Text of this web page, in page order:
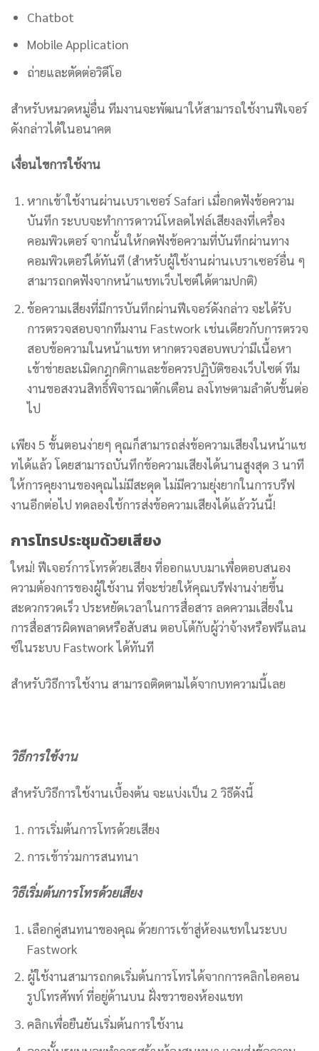
Chatbot
Mobile Application
ถ่ายและตัดต่อวิดีโอ
สำหรับหมวดหมู่อื่น ทีมงานจะพัฒนาให้สามารถใช้งานฟีเจอร์
ดังกล่าวได้ในอนาคต
เงื่อนไขการใช้งาน
หากเข้าใช้งานผ่านเบราเซอร์ Safari เมื่อกดฟังข้อความ
บันทึก ระบบจะทำการดาวน์โหลดไฟล์เสียงลงที่เครื่อง
คอมพิวเตอร์ จากนั้นให้กดฟังข้อความที่บันทึกผ่านทาง
คอมพิวเตอร์ได้ทันที (สำหรับผู้ใช้งานผ่านเบราเซอร์อื่น ๆ
สามารถกดฟังจากหน้าแชทเว็บไซต์ได้ตามปกติ)
ข้อความเสียงที่มีการบันทึกผ่านฟีเจอร์ดังกล่าว จะได้รับ
การตรวจสอบจากทีมงาน Fastwork เช่นเดียวกับการตรวจ
สอบข้อความในหน้าแชท หากตรวจสอบพบว่ามีเนื้อหา
เข้าข่ายละเมิดกฎกติกาและข้อควรปฏิบัติของเว็บไซต์ ทีม
งานขอสงวนสิทธิ์พิจารณาตักเตือน ลงโทษตามลำดับขั้นต่อ
ไป
เพียง 5 ขั้นตอนง่ายๆ คุณก็สามารถส่งข้อความเสียงในหน้าแช
ทได้แล้ว โดยสามารถบันทึกข้อความเสียงได้นานสูงสุด 3 นาที
ให้การคุยงานของคุณไม่มีสะดุด ไม่มีความยุ่งยากในการบรีฟ
งานอีกต่อไป ทดลองใช้การส่งข้อความเสียงได้แล้ววันนี้!
การโทรประชุมด้วยเสียง
ใหม่! ฟีเจอร์การโทรด้วยเสียง ที่ออกแบบมาเพื่อตอบสนอง
ความต้องการของผู้ใช้งาน ที่จะช่วยให้คุณบรีฟงานง่ายขึ้น
สะดวกรวดเร็ว ประหยัดเวลาในการสื่อสาร ลดความเสี่ยงใน
การสื่อสารผิดพลาดหรือสับสน ตอบโต้กับผู้ว่าจ้างหรือฟรีแลน
ซ์ในระบบ Fastwork ได้ทันที
สำหรับวิธีการใช้งาน สามารถติดตามได้จากบทความนี้เลย
วิธีการใช้งาน
สำหรับวิธีการใช้งานเบื้องต้น จะแบ่งเป็น 2 วิธีดังนี้
การเริ่มต้นการโทรด้วยเสียง
การเข้าร่วมการสนทนา
วิธีเริ่มต้นการโทรด้วยเสียง
เลือกคู่สนทนาของคุณ ด้วยการเข้าสู่ห้องแชทในระบบ
Fastwork
ผู้ใช้งานสามารถกดเริ่มต้นการโทรได้จากการคลิกไอคอน
รูปโทรศัพท์ ที่อยู่ด้านบน ฝั่งขวาของห้องแชท
คลิกเพื่อยืนยันเริ่มต้นการใช้งาน